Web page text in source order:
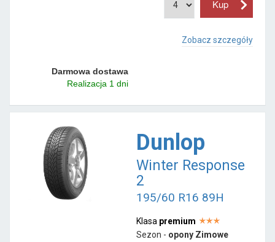
Zobacz szczegóły
Darmowa dostawa
Realizacja 1 dni
Dunlop
Winter Response
2
195/60 R16 89H
Klasa premium
Sezon - opony Zimowe